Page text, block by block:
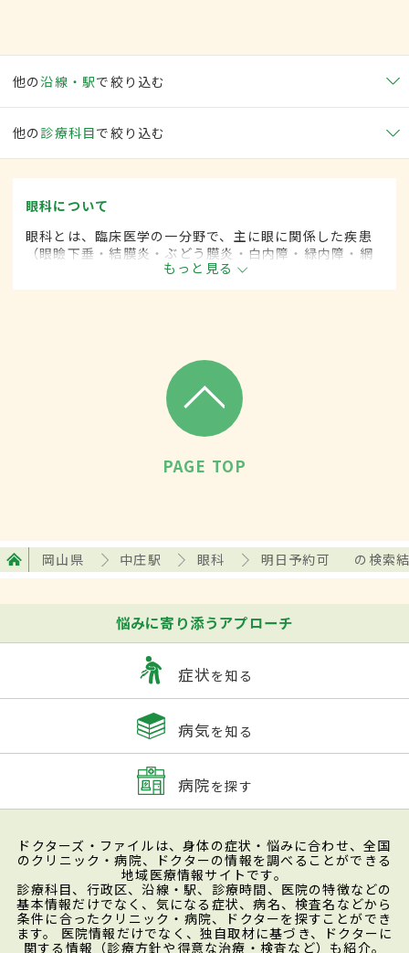
他の沿線・駅で絞り込む
他の 診療科目で絞り込む
眼科について
眼科とは、臨床医学の一分野で、主に眼に関係した疾患
（眼瞼下垂・結膜炎・ぶどう膜炎・白内障・緑内障・網
膜剥離など）を専門的に取り扱います。
もっと見る
PAGE TOP
岡山県 中庄駅 眼科 明日予約可 の検索
悩みに寄り添うアプローチ
症状を知る
病気を知る
病院を探す
ドクターズ・ファイルは、身体の症状・悩みに合わせ、全国
のクリニック・病院、ドクターの情報を調べることができる
地域医療情報サイトです。
診療科目、行政区、沿線・駅、診療時間、医院の特徴などの
基本情報だけでなく、気になる症状、病名、検査名などから
条件に合ったクリニック・病院、ドクターを探すことができ
ます。 医院情報だけでなく、独自取材に基づき、ドクターに
関する情報（診療方針や得意な治療・検査など）も紹介。